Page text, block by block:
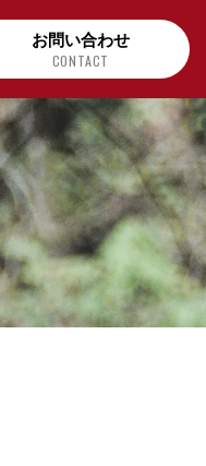
お問い合わせ
CONTACT